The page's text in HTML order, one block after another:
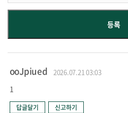
ooJpiued 2026.07.21 03:03
1
답글달기 신고하기